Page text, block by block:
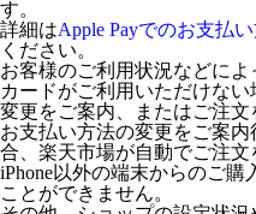
す。
詳細はApple Payでのお支払
ください。
お客様のご利用状況などによ
カードがご利用いただけな
変更をご案内、またはご注文
お支払い方法の変更をご案
合、楽天市場が自動でご注文
iPhone以外の端末からのご購
ことができません。